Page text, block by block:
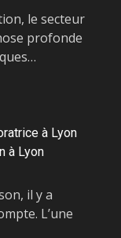
le secteur
profonde
à Lyon
à Lyon
il y a
L’une